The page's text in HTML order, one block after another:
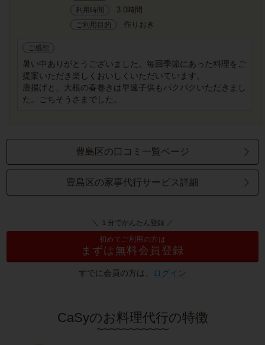
利用時間 3.0時間
ご利用目的 作りおき
ご感想
暑い中ありがとうございました。毎回季節にあった料理をご
提案いただき楽しくおいしくいただいています。
唐揚げと、大根の春巻きは早速子供もパクパクいただきまし
た。ごちそうさまでした。
豊島区の口コミ一覧ページ
豊島区の家事代行サービス詳細
＼ １分でかんたん登録 ／
初めてご利用の方は
まずは無料会員登録
すでに会員の方は、 ログイン
CaSyのお料理代行の特徴